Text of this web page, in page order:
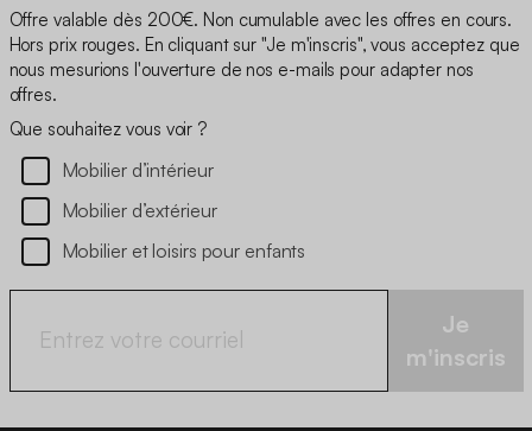
Offre valable dès 200€. Non cumulable avec les offres en cours.
Hors prix rouges. En cliquant sur "Je m'inscris", vous acceptez que
nous mesurions l'ouverture de nos e-mails pour adapter nos
offres.
Que souhaitez vous voir ?
Mobilier d’intérieur
Mobilier d’extérieur
Mobilier et loisirs pour enfants
Je
m'inscris